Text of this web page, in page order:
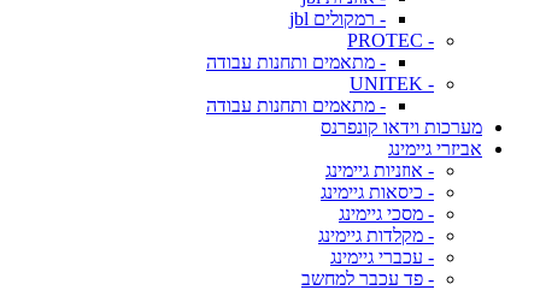
- רמקולים jbl
- PROTEC
- מתאמים ותחנות עבודה
- UNITEK
- מתאמים ותחנות עבודה
מערכות וידאו קונפרנס
אביזרי גיימינג
- אוזניות גיימינג
- כיסאות גיימינג
- מסכי גיימינג
- מקלדות גיימינג
- עכברי גיימינג
- פד עכבר למחשב